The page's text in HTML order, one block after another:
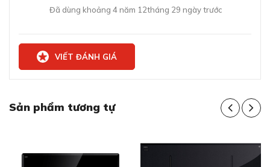
Bảng điều khiển FullTouch TFT hiện đại, lựa chọn cấp
Công nghệ Home Connect giám sát và điều
khiển bếp từ xa
Home Connect, giúp giám sát và điều khiển thiết bị từ
xa thông qua Home Connect App. Để thực hiện điều
Đã dùng khoảng 4 năm 12tháng 29 ngày trước
VIẾT ĐÁNH GIÁ
Sản phẩm tương tự